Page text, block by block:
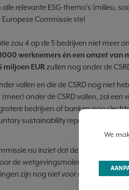
relevante ESG-thema's (milieu,
Commissie stel
zou 4 op de 5 bedrijven niet meer
1000 werknemers én een omzet van
EUR zullen nog onder de
vallen en die de CSRD nog niet
onder de CSRD vallen, zal
bedrijven of banken nog
sustainability reporting
nu inziet dat de slinger te ver
de wetgevingsmolen van Europa
zijn nog niet voor morgen.
We